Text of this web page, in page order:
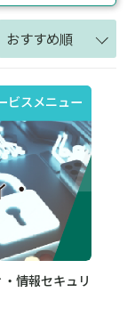
おすすめ順
ビスメニュー
情報セキュリ